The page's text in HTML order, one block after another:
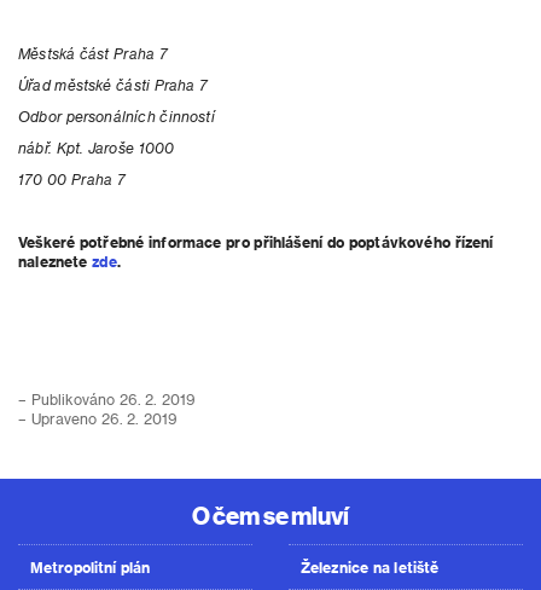
Městská část Praha 7
Úřad městské části Praha 7
Odbor personálních činností
nábř. Kpt. Jaroše 1000
170 00 Praha 7
Veškeré potřebné informace pro přihlášení do poptávkového řízení
naleznetezde.
– Publikováno 26. 2. 2019
– Upraveno 26. 2. 2019
O čem se mluví
Metropolitní plán Železnice na letiště